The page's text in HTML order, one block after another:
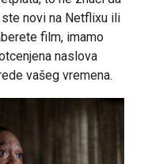
novi na Netflixu ili
film, imamo
naslova
vašeg vremena.